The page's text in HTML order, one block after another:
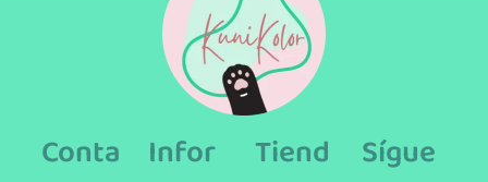
Conta
Infor
Tiend
Sígue